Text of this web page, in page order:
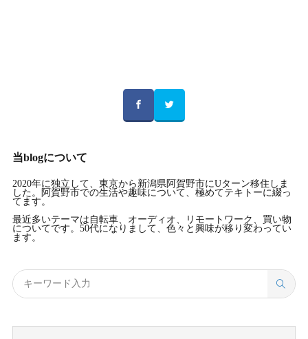
当blogについて
2020年に独立して、東京から新潟県阿賀野市にUターン移住しま
した。阿賀野市での生活や趣味について、極めてテキトーに綴っ
てます。
最近多いテーマは自転車、オーディオ、リモートワーク、買い物
についてです。50代になりまして、色々と興味が移り変わってい
ます。